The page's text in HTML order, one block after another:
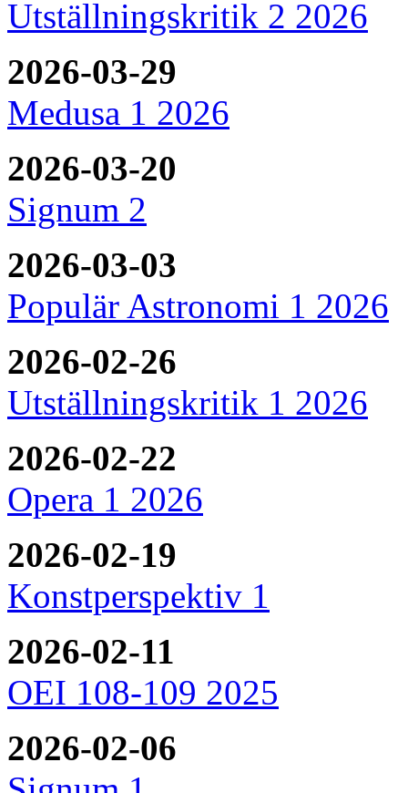
Utställningskritik 2 2026
2026-03-29
Medusa 1 2026
2026-03-20
Signum 2
2026-03-03
Populär Astronomi 1 2026
2026-02-26
Utställningskritik 1 2026
2026-02-22
Opera 1 2026
2026-02-19
Konstperspektiv 1
2026-02-11
OEI 108-109 2025
2026-02-06